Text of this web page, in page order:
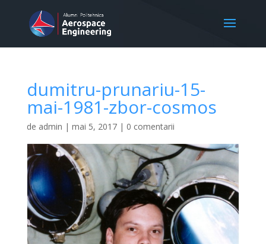
dumitru-prunariu-15-
mai-1981-zbor-cosmos
de admin | mai 5, 2017| 0 comentarii